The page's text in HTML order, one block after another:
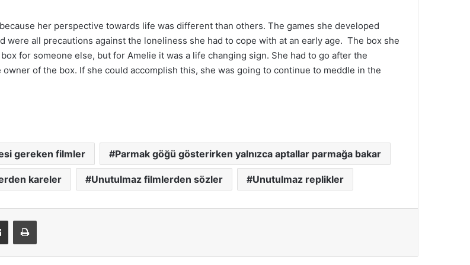
her perspective towards life was different than others. The games she developed
were all precautions against the loneliness she had to cope with at an early age. The box she
for someone else, but for Amelie it was a life changing sign. She had to go after the
of the box. If she could accomplish this, she was going to continue to meddle in the
gereken filmler Parmak göğü gösterirken yalnızca aptallar parmağa bakar
kareler Unutulmaz filmlerden sözler Unutulmaz replikler